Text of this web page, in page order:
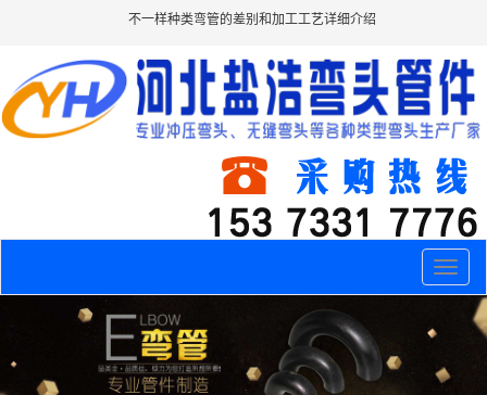
不一样种类弯管的差别和加工工艺详细介绍
Toggle